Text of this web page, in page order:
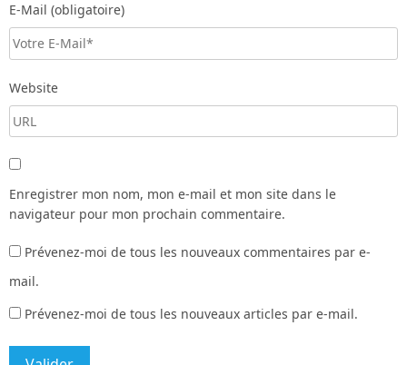
E-Mail (obligatoire)
Website
Enregistrer mon nom, mon e-mail et mon site dans le
navigateur pour mon prochain commentaire.
Prévenez-moi de tous les nouveaux commentaires par e-
mail.
Prévenez-moi de tous les nouveaux articles par e-mail.